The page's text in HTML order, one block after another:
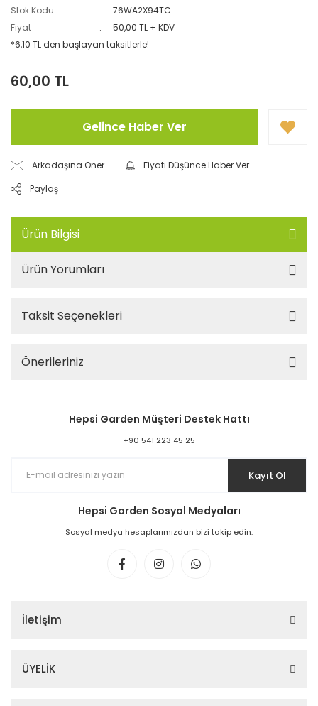
Stok Kodu
76WA2X94TC
Fiyat
50,00 TL + KDV
*6,10 TL den başlayan taksitlerle!
60,00 TL
Gelince Haber Ver
Arkadaşına Öner
Fiyatı Düşünce Haber Ver
Paylaş
Ürün Bilgisi
Ürün Yorumları
Taksit Seçenekleri
Önerileriniz
Hepsi Garden Müşteri Destek Hattı
+90 541 223 45 25
Kayıt Ol
Hepsi Garden Sosyal Medyaları
Sosyal medya hesaplarımızdan bizi takip edin.
İletişim
ÜYELİK